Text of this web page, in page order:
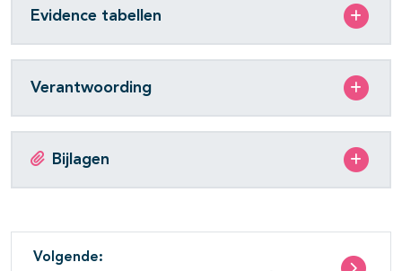
Evidence tabellen
Verantwoording
Bijlagen
Volgende: